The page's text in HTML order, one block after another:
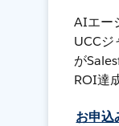
AIエー
UCCジ
が
ROI達
お申込